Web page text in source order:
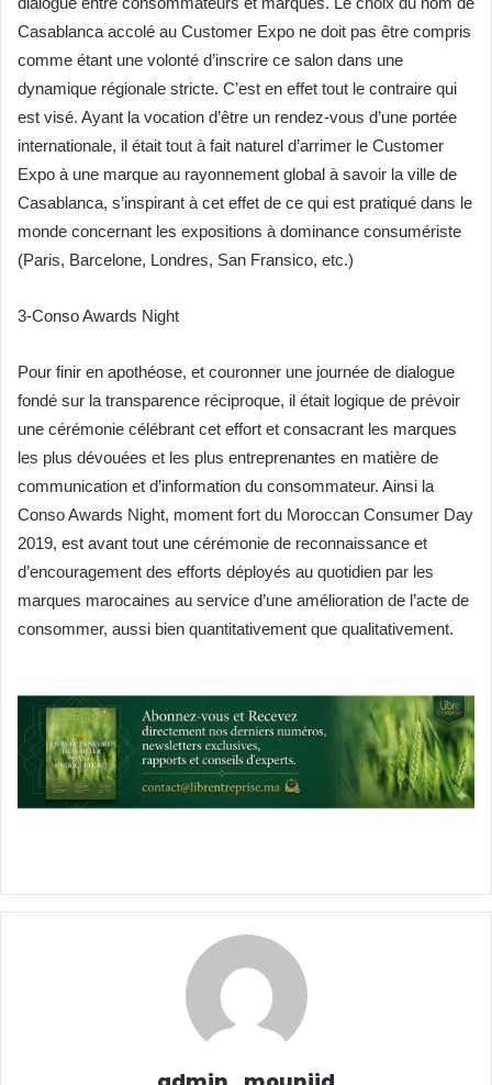
Casablanca accolé au Customer Expo ne doit pas être compris
comme étant une volonté d’inscrire ce salon dans une
dynamique régionale stricte. C’est en effet tout le contraire qui
est visé. Ayant la vocation d’être un rendez-vous d’une portée
internationale, il était tout à fait naturel d’arrimer le Customer
Expo à une marque au rayonnement global à savoir la ville de
Casablanca, s’inspirant à cet effet de ce qui est pratiqué dans le
monde concernant les expositions à dominance consumériste
(Paris, Barcelone, Londres, San Fransico, etc.)
3-Conso Awards Night
Pour finir en apothéose, et couronner une journée de dialogue
fondé sur la transparence réciproque, il était logique de prévoir
une cérémonie célébrant cet effort et consacrant les marques
les plus dévouées et les plus entreprenantes en matière de
communication et d’information du consommateur. Ainsi la
Conso Awards Night, moment fort du Moroccan Consumer Day
2019, est avant tout une cérémonie de reconnaissance et
d’encouragement des efforts déployés au quotidien par les
marques marocaines au service d’une amélioration de l’acte de
consommer, aussi bien quantitativement que qualitativement.